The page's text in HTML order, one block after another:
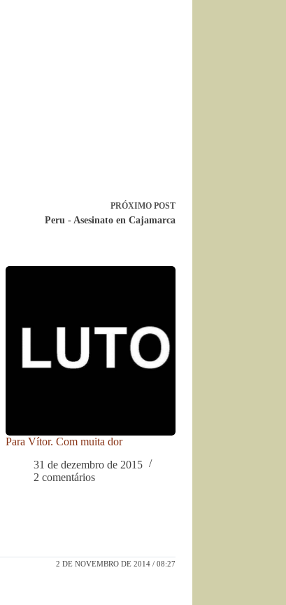
PRÓXIMO POST
Peru - Asesinato en Cajamarca
Para Vítor. Com muita dor
31 de dezembro de 2015
2 comentários
2 DE NOVEMBRO DE 2014 / 08:27